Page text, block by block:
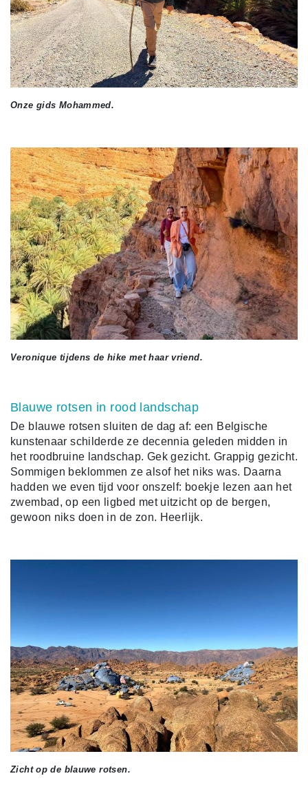
Onze gids Mohammed.
Veronique tijdens de hike met haar vriend.
Blauwe rotsen in rood landschap
De blauwe rotsen sluiten de dag af: een Belgische
kunstenaar schilderde ze decennia geleden midden in
het roodbruine landschap. Gek gezicht. Grappig gezicht.
Sommigen beklommen ze alsof het niks was. Daarna
hadden we even tijd voor onszelf: boekje lezen aan het
zwembad, op een ligbed met uitzicht op de bergen,
gewoon niks doen in de zon. Heerlijk.
Zicht op de blauwe rotsen.